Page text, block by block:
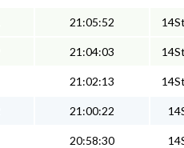
21:05:52
21:04:03
21:02:13
21:00:22
20:58:30